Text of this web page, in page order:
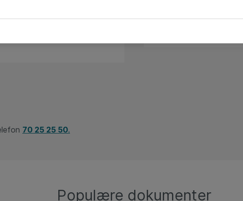
for Konsulentbistand
Atea Global
70 25 25 50.
Populære dokumenter